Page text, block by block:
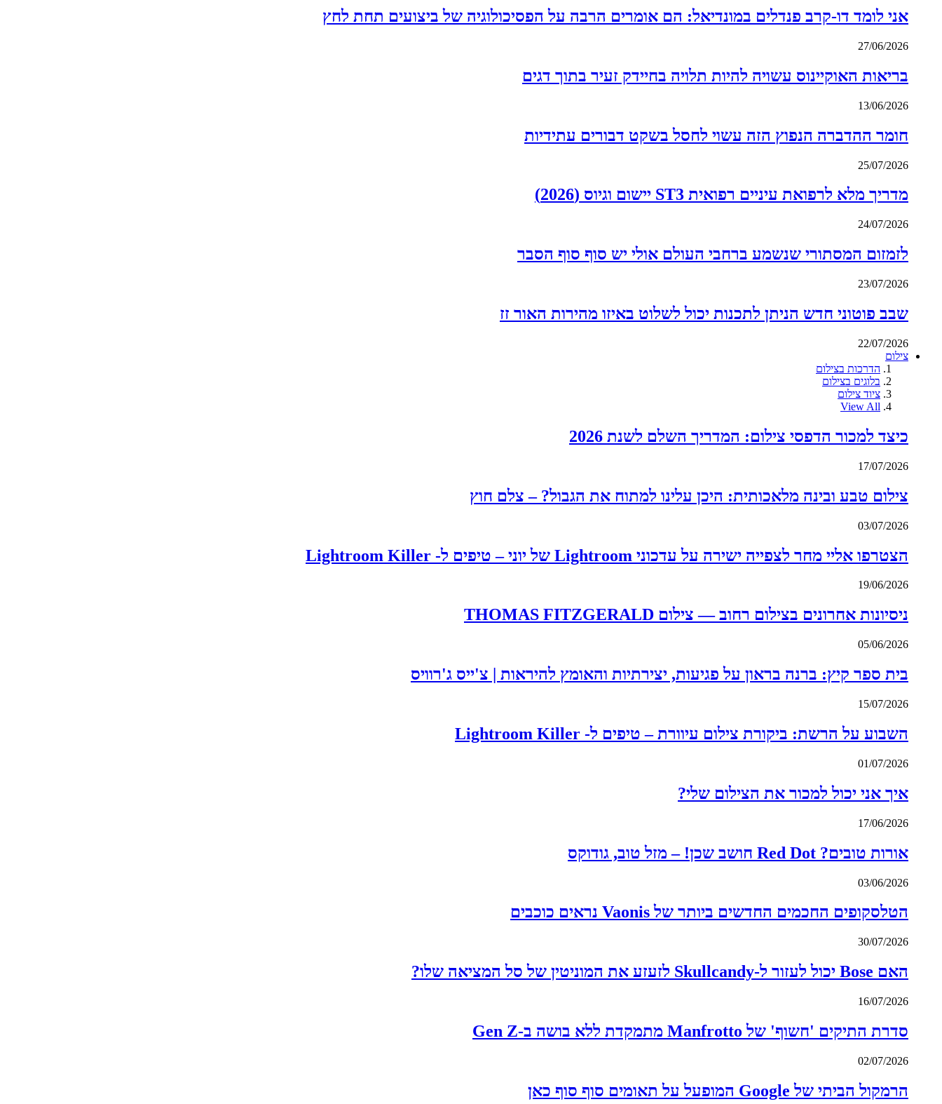
אני לומד דו-קרב פנדלים במונדיאל: הם אומרים הרבה על הפסיכולוגיה של ביצועים תחת לחץ
27/06/2026
בריאות האוקיינוס ​​עשויה להיות תלויה בחיידק זעיר בתוך דגים
13/06/2026
חומר ההדברה הנפוץ הזה עשוי לחסל בשקט דבורים עתידיות
25/07/2026
מדריך מלא לרפואת עיניים רפואית ST3 יישום וגיוס (2026)
24/07/2026
לזמזום המסתורי שנשמע ברחבי העולם אולי יש סוף סוף הסבר
23/07/2026
שבב פוטוני חדש הניתן לתכנות יכול לשלוט באיזו מהירות האור זז
22/07/2026
צילום
הדרכות בצילום
בלוגים בצילום
ציוד צילום
View All
כיצד למכור הדפסי צילום: המדריך השלם לשנת 2026
17/07/2026
צילום טבע ובינה מלאכותית: היכן עלינו למתוח את הגבול? – צלם חוץ
03/07/2026
הצטרפו אליי מחר לצפייה ישירה על עדכוני Lightroom של יוני – טיפים ל- Lightroom Killer
19/06/2026
ניסיונות אחרונים בצילום רחוב — צילום THOMAS FITZGERALD
05/06/2026
בית ספר קיץ: ברנה בראון על פגיעות, יצירתיות והאומץ להיראות | צ'ייס ג'רוויס
15/07/2026
השבוע על הרשת: ביקורת צילום עיוורת – טיפים ל- Lightroom Killer
01/07/2026
איך אני יכול למכור את הצילום שלי?
17/06/2026
אורות טובים? Red Dot חושב שכן! – מזל טוב, גודוקס
03/06/2026
הטלסקופים החכמים החדשים ביותר של Vaonis נראים כוכבים
30/07/2026
האם Bose יכול לעזור ל-Skullcandy לזעזע את המוניטין של סל המציאה שלו?
16/07/2026
סדרת התיקים 'חשוף' של Manfrotto מתמקדת ללא בושה ב-Gen Z
02/07/2026
הרמקול הביתי של Google המופעל על תאומים סוף סוף כאן